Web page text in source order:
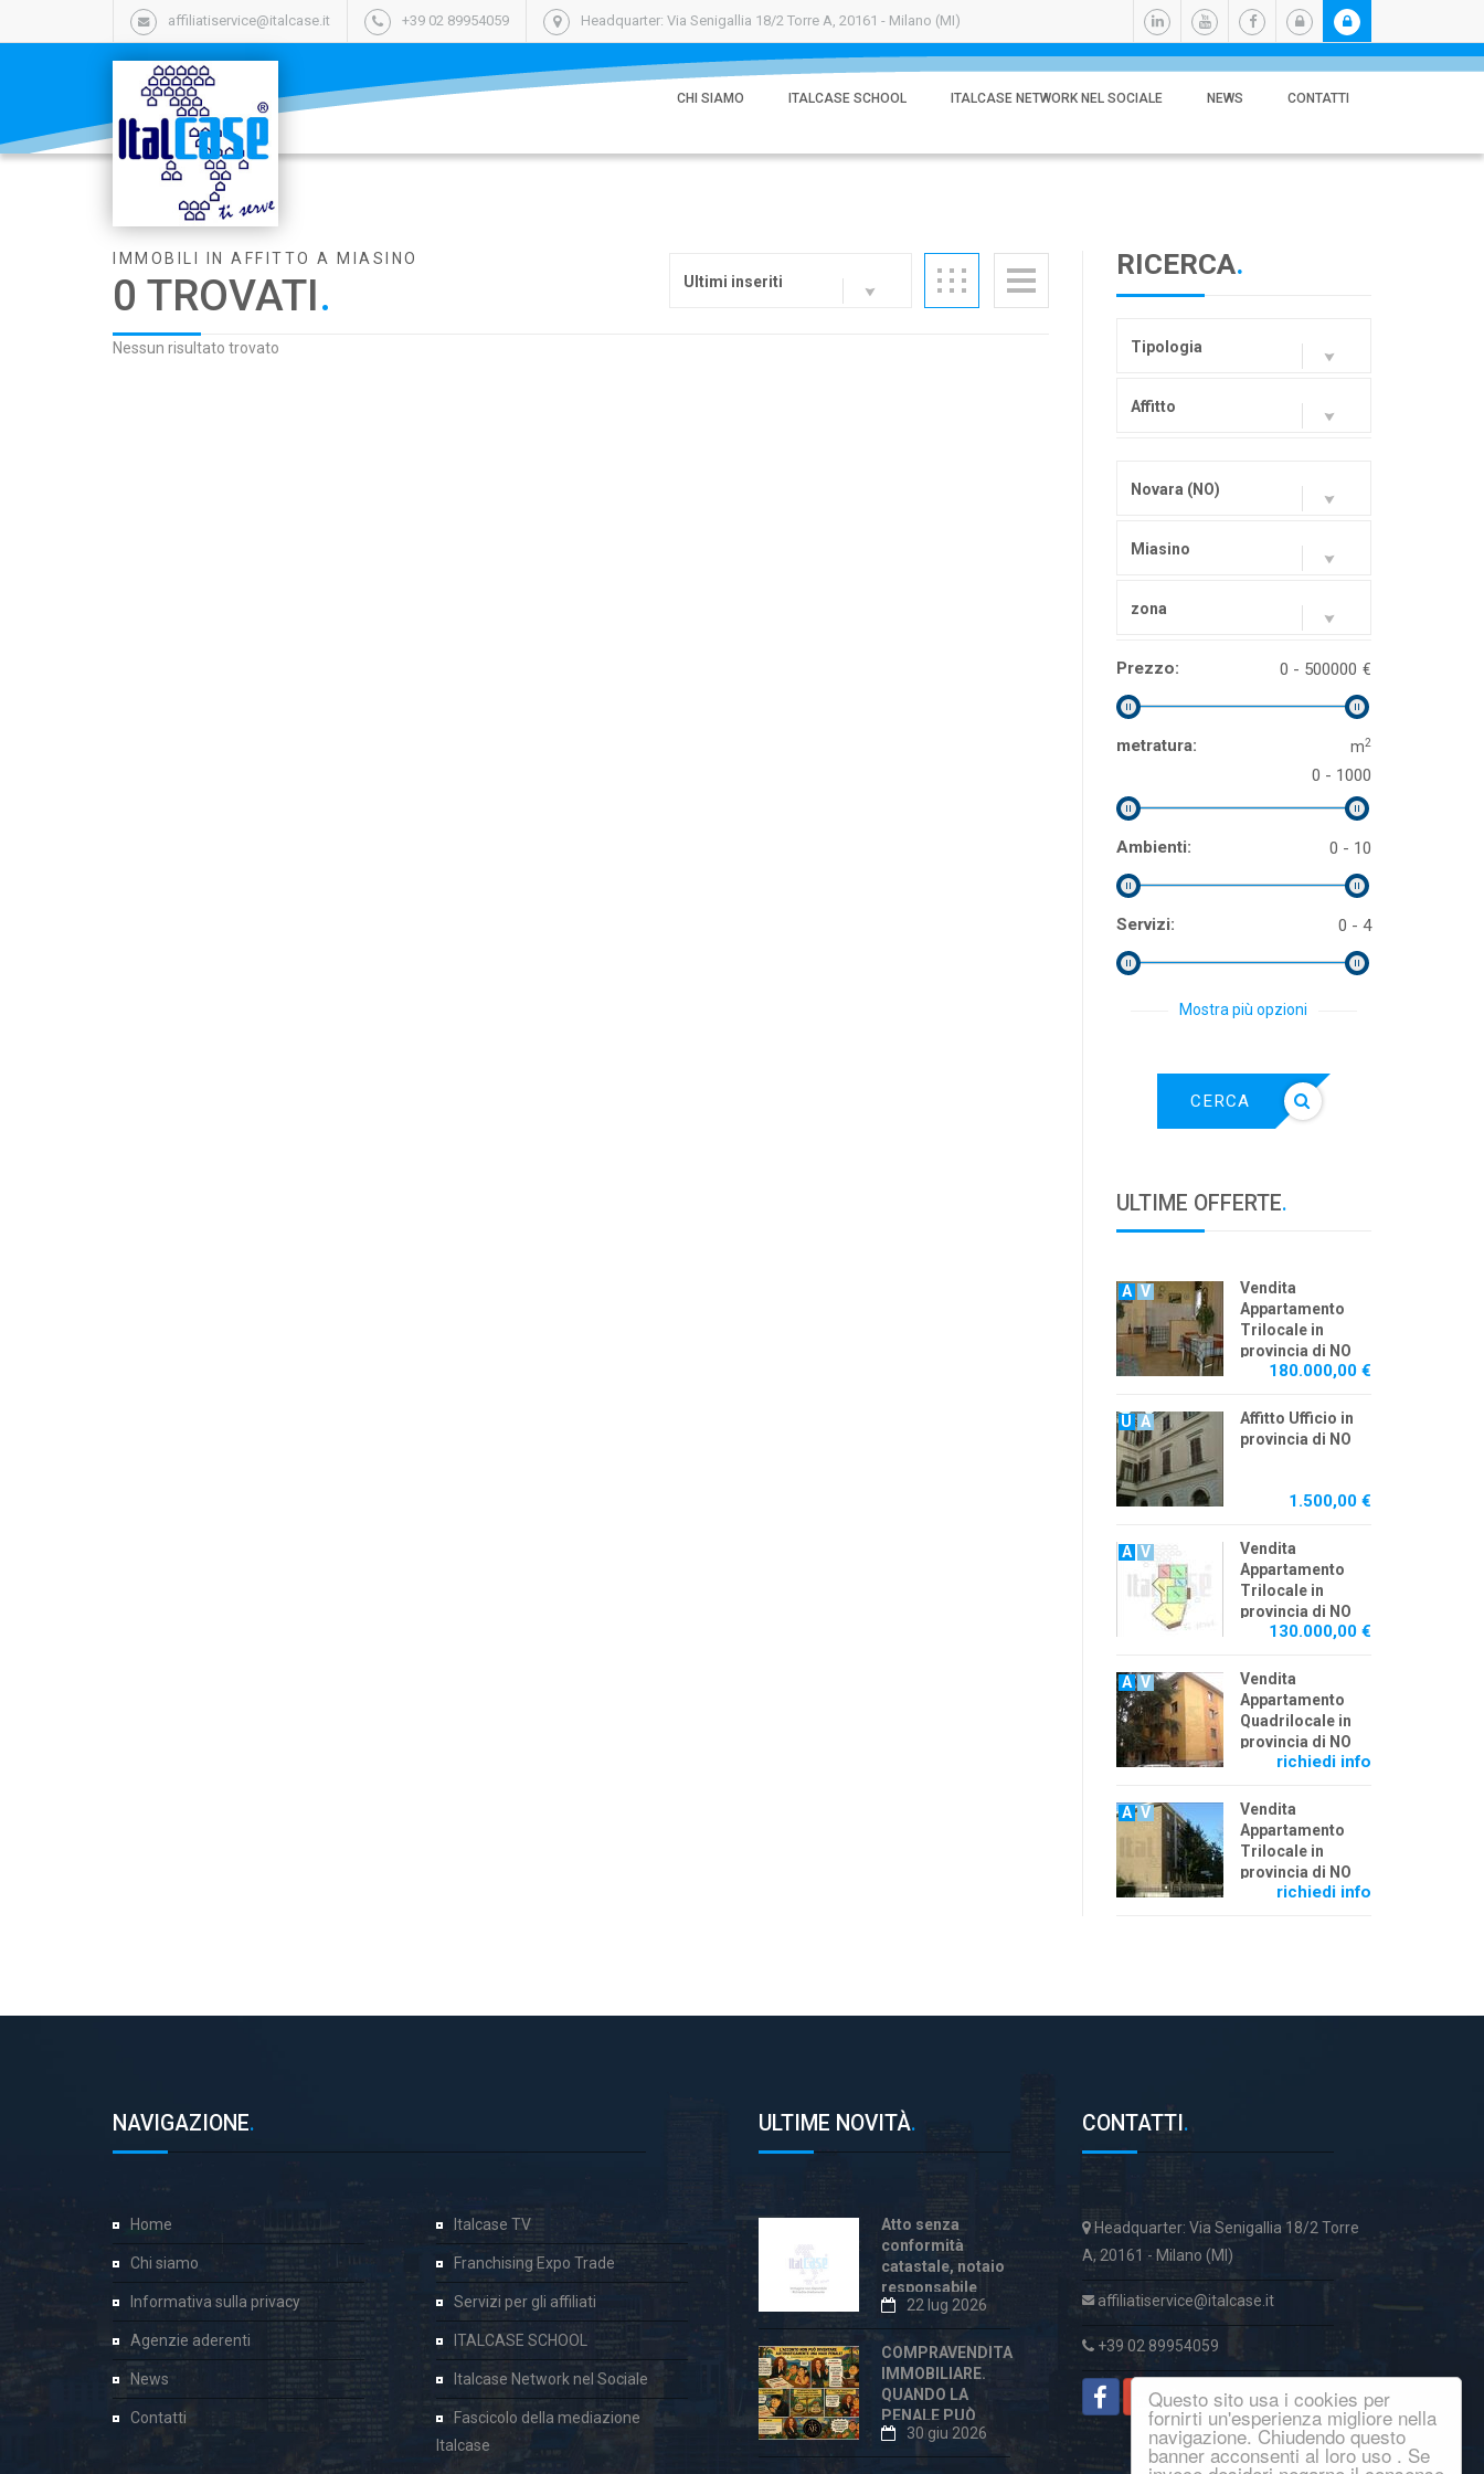
Questo sito usa i cookies per
fornirti un'esperienza migliore nella
navigazione. Chiudendo questo
banner acconsenti al loro uso . Se
affiliatiservice@italcase.it +39 02 89954059 Headquarter: Via Senigallia 18/2 Torre A, 20161 - Milano (MI)
CHI SIAMO ITALCASE SCHOOL ITALCASE NETWORK NEL SOCIALE NEWS CONTATTI
IMMOBILI IN AFFITTO A MIASINO
0 TROVATI. Ultimi inseriti
Nessun risultato trovato
RICERCA.
Tipologia
Affitto
Novara (NO)
Miasino
zona
Prezzo: €
0 - 500000
metratura: m2
0 - 1000
Ambienti: 0 - 10
Servizi: 0 - 4
Mostra più opzioni
CERCA
ULTIME OFFERTE.
A V
Vendita
Appartamento
Trilocale in
provincia di NO
180.000,00 €
U A
Affitto Ufficio in
provincia di NO
1.500,00 €
A V
Vendita
Appartamento
Trilocale in
provincia di NO
130.000,00 €
A V
Vendita
Appartamento
Quadrilocale in
provincia di NO
richiedi info
A V
Vendita
Appartamento
Trilocale in
provincia di NO
richiedi info
NAVIGAZIONE.
Home
Chi siamo
Informativa sulla privacy
Agenzie aderenti
News
Contatti
Italcase TV
Franchising Expo Trade
Servizi per gli affiliati
ITALCASE SCHOOL
Italcase Network nel Sociale
Fascicolo della mediazione
Italcase
ULTIME NOVITÀ.
Atto senza
conformità
catastale, notaio
responsabile
anche dopo la
«correzione»
22 lug 2026
COMPRAVENDITA
IMMOBILIARE.
QUANDO LA
PENALE PUÒ
ESSERE
ECCESSIVA E
30 giu 2026
CONTATTI .
Headquarter: Via Senigallia 18/2 Torre
A, 20161 - Milano (MI)
affiliatiservice@italcase.it
+39 02 89954059